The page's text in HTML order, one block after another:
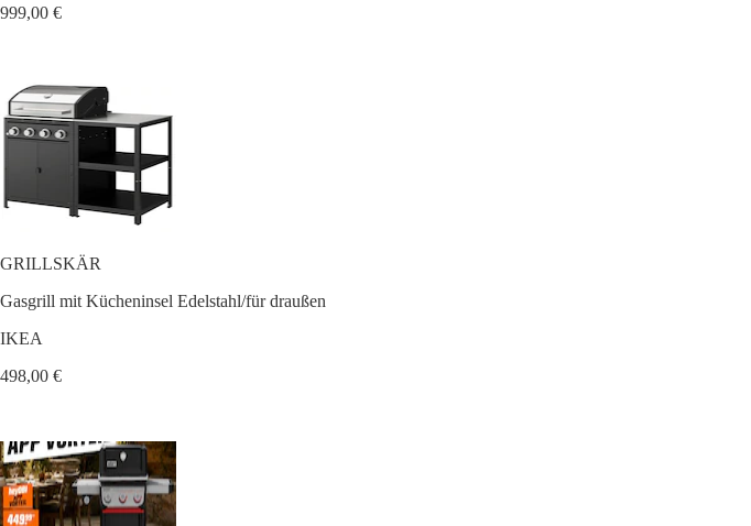
999,00 €
GRILLSKÄR
Gasgrill mit Kücheninsel Edelstahl/für draußen
IKEA
498,00 €